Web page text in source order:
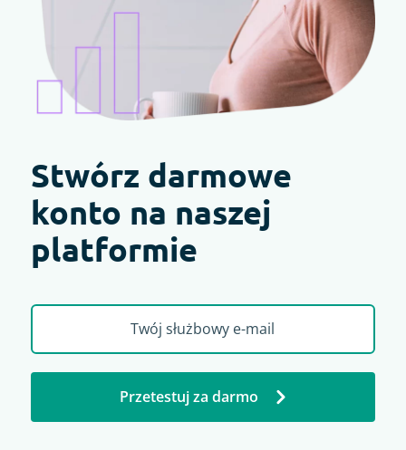
Stwórz darmowe
konto na naszej
platformie
Przetestuj za darmo